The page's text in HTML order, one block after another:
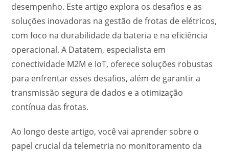
desempenho. Este artigo explora os desafios e as
soluções inovadoras na gestão de frotas de elétricos,
com foco na durabilidade da bateria e na eficiência
operacional. A Datatem, especialista em
conectividade M2M e IoT, oferece soluções robustas
para enfrentar esses desafios, além de garantir a
transmissão segura de dados e a otimização
contínua das frotas.
Ao longo deste artigo, você vai aprender sobre o
papel crucial da telemetria no monitoramento da